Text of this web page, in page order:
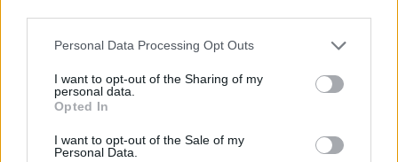
Personal Data Processing Opt Outs
I want to opt-out of the Sharing of my
personal data.
Opted In
I want to opt-out of the Sale of my
Personal Data.
Μυστική γαμήλια γιορτή για
πολυτελές κτήμα με
απαγόρευση κινητών
προστασία της ιδιωτικής ζωής του